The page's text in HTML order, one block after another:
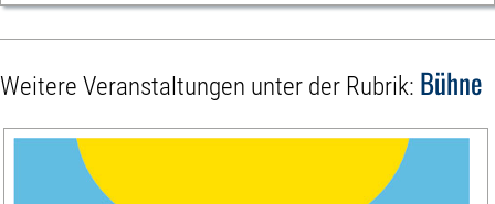
Weitere Veranstaltungen unter der Rubrik: Bühne